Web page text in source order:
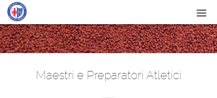
IL CIRCOLO
SERVIZI
SCUOLAMaestri e Preparatori Atletici